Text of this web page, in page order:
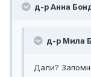
д-р Анна
д-р Мила
Дали?